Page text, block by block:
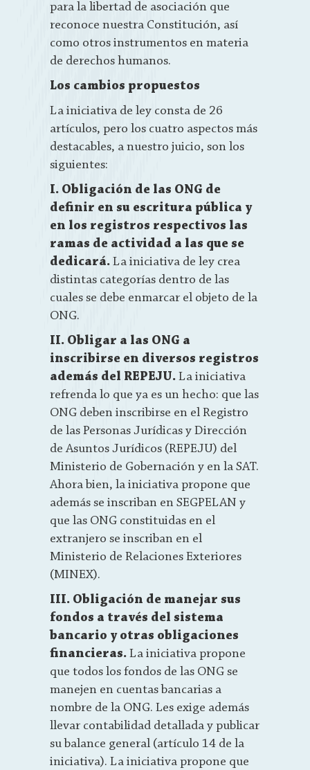
para la libertad de asociación que
reconoce nuestra Constitución, así
como otros instrumentos en materia
de derechos humanos.
Los cambios propuestos
La iniciativa de ley consta de 26
artículos, pero los cuatro aspectos más
destacables, a nuestro juicio, son los
siguientes:
I. Obligación de las ONG de
definir en su escritura pública y
en los registros respectivos las
ramas de actividad a las que se
dedicará. La iniciativa de ley crea
distintas categorías dentro de las
cuales se debe enmarcar el objeto de la
ONG.
II. Obligar a las ONG a
inscribirse en diversos registros
además del REPEJU. La iniciativa
refrenda lo que ya es un hecho: que las
ONG deben inscribirse en el Registro
de las Personas Jurídicas y Dirección
de Asuntos Jurídicos (REPEJU) del
Ministerio de Gobernación y en la SAT.
Ahora bien, la iniciativa propone que
además se inscriban en SEGPELAN y
que las ONG constituidas en el
extranjero se inscriban en el
Ministerio de Relaciones Exteriores
(MINEX).
III. Obligación de manejar sus
fondos a través del sistema
bancario y otras obligaciones
financieras. La iniciativa propone
que todos los fondos de las ONG se
manejen en cuentas bancarias a
nombre de la ONG. Les exige además
llevar contabilidad detallada y publicar
su balance general (artículo 14 de la
iniciativa). La iniciativa propone que